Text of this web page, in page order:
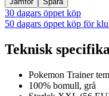
30 dagars öppet köp
50 dagars öppet köp för
Teknisk
Pokemon Trainer
100% bomull, grå